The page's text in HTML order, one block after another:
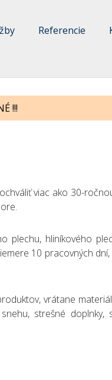
Referencie
!!!
viac ako 30-
hliníkového
10 pracovných
vrátane
strešné doplnky,